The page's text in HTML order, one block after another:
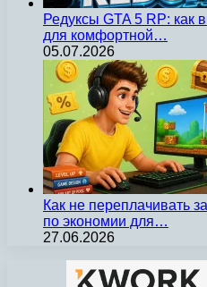
Редуксы GTA 5 RP: как
для комфортной…
05.07.2026
Как не переплачивать
по экономии для…
27.06.2026